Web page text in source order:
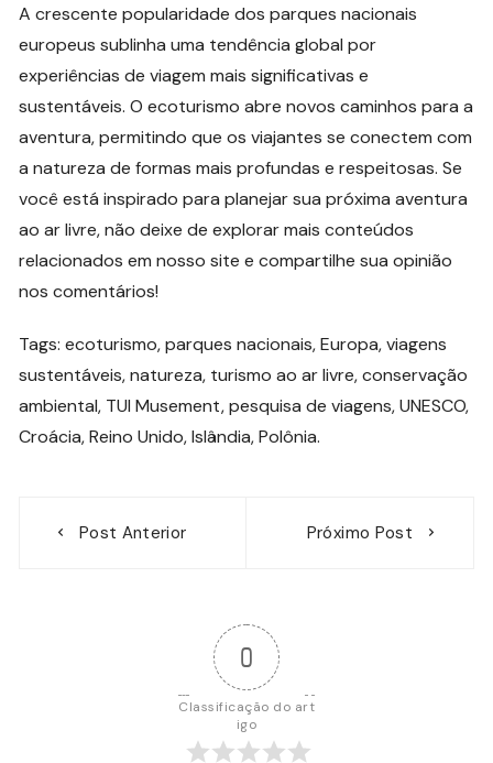
A crescente popularidade dos parques nacionais
europeus sublinha uma tendência global por
experiências de viagem mais significativas e
sustentáveis. O ecoturismo abre novos caminhos para a
aventura, permitindo que os viajantes se conectem com
a natureza de formas mais profundas e respeitosas. Se
você está inspirado para planejar sua próxima aventura
ao ar livre, não deixe de explorar mais conteúdos
relacionados em nosso site e compartilhe sua opinião
nos comentários!
Tags: ecoturismo, parques nacionais, Europa, viagens
sustentáveis, natureza, turismo ao ar livre, conservação
ambiental, TUI Musement, pesquisa de viagens, UNESCO,
Croácia, Reino Unido, Islândia, Polônia.
Post Anterior Próximo Post
0
Classificação do art
igo